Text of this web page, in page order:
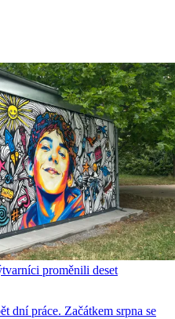
proměnili deset
dní práce. Začátkem srpna se